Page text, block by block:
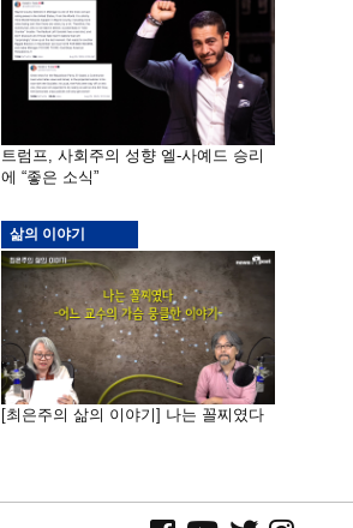
트럼프, 사회주의 성향 엘-사예드 승리
에 “좋은 소식”
삶의 이야기
[최은주의 삶의 이야기] 나는 꼴찌였다